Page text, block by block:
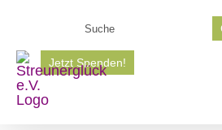
springen
Jetzt Spenden!